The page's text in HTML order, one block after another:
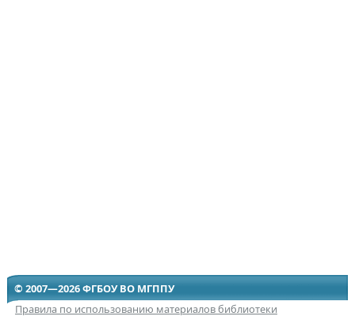
© 2007—2026 ФГБОУ ВО МГППУ
Правила по использованию материалов библиотеки